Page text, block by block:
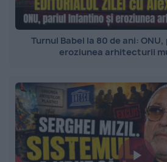
Turnul Babel la 80 de ani:
eroziunea arhitecturii